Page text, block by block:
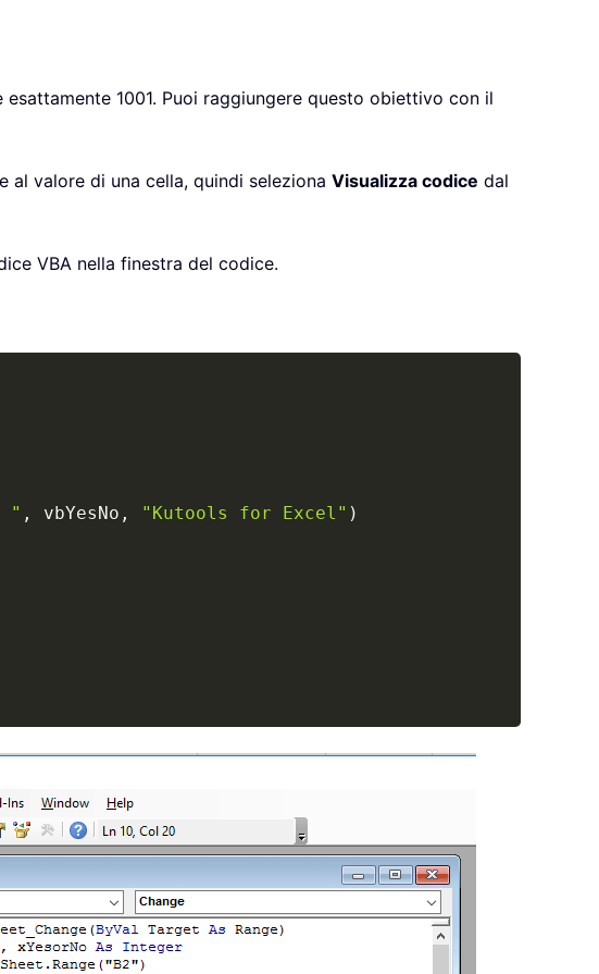
1001. Puoi raggiungere questo obiettivo con il
al valore di una cella, quindi seleziona Visualizza codice dal
VBA nella finestra del codice.
" , vbYesNo , "Kutools for Excel" )